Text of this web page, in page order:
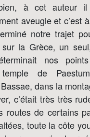
à cet auteur il
aveugle et c’est
notre trajet
sur la Grèce, un
nos
de
dans la
c’était très très
routes de certains
toute la côte